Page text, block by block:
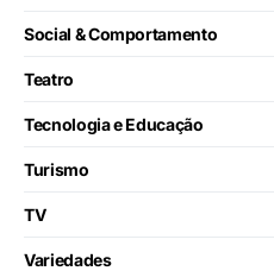
Social & Comportamento
Teatro
Tecnologia e Educação
Turismo
TV
Variedades